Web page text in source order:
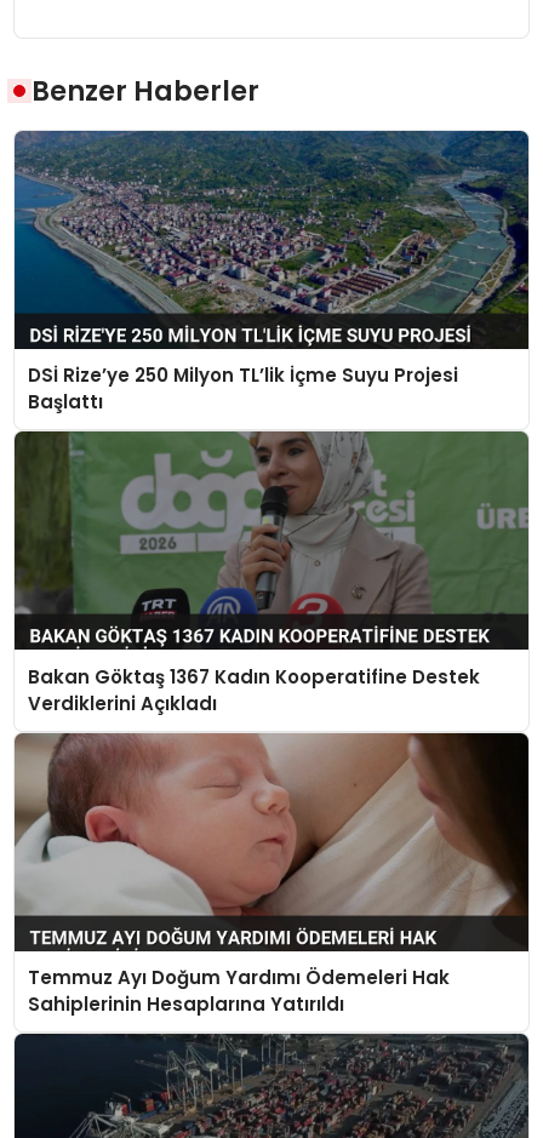
Benzer Haberler
DSİ Rize’ye 250 Milyon TL’lik İçme Suyu Projesi
Başlattı
Bakan Göktaş 1367 Kadın Kooperatifine Destek
Verdiklerini Açıkladı
Temmuz Ayı Doğum Yardımı Ödemeleri Hak
Sahiplerinin Hesaplarına Yatırıldı